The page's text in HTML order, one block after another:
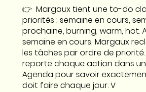
👉 Margaux tient une to-do
priorités : semaine en cours,
prochaine, burning, warm, hot.
semaine en cours, Margaux
les tâches par ordre de priorité.
reporte chaque action dans
Agenda pour savoir
doit faire chaque jour. V